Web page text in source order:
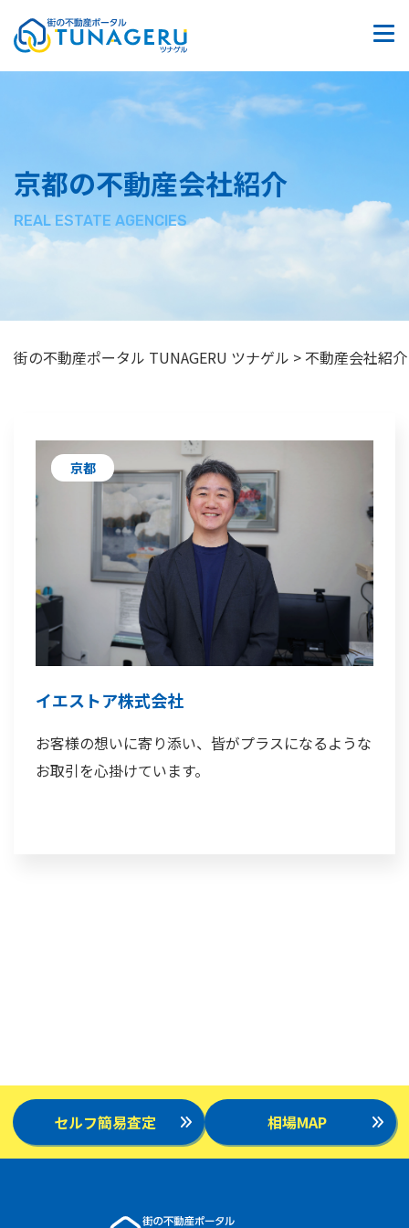
質問掲示板
お問い合わせ
プライバシーポリシー
セルフ簡易査定 相場MAP
京都の不動産会社紹介
REAL ESTATE AGENCIES
街の不動産ポータル TUNAGERU ツナゲル > 不動産会社紹介
京都
イエストア株式会社
お客様の想いに寄り添い、皆がプラスになるような
お取引を心掛けています。